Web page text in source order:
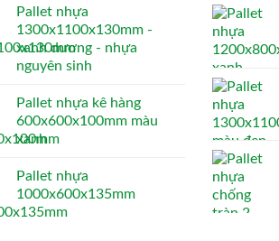
Pallet nhựa
1300x1100x130mm -
xanh dương - nhựa
nguyên sinh
Pallet nhựa kê hàng
600x600x100mm màu
xanh
Pallet nhựa
1000x600x135mm